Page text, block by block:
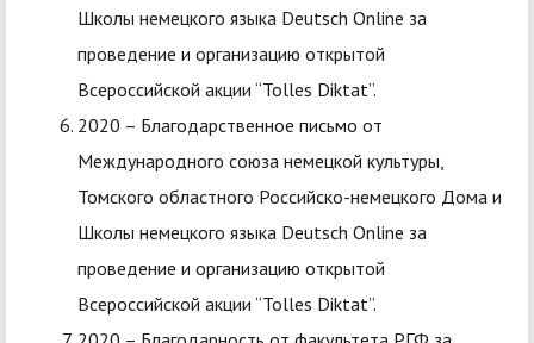
Школы немецкого языка Deutsch Online за
проведение и организацию открытой
Всероссийской акции “Tolles Diktat”.
2020 – Благодарственное письмо от
Международного союза немецкой культуры,
Томского областного Российско-немецкого Дома и
Школы немецкого языка Deutsch Online за
проведение и организацию открытой
Всероссийской акции “Tolles Diktat”.